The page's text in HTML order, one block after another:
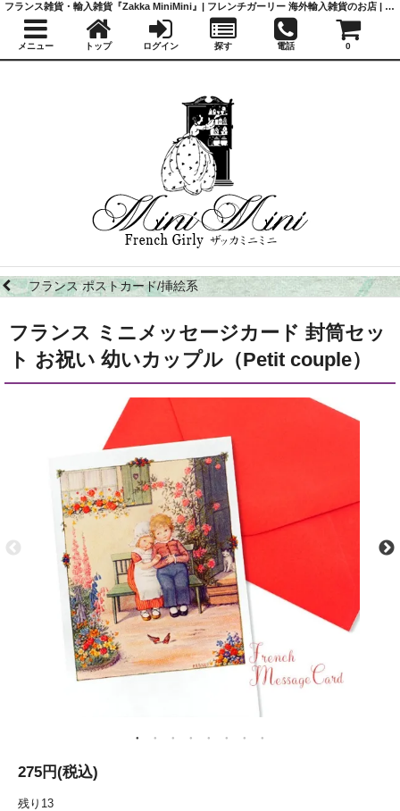
フランス ポストカード/挿絵系
フランス ミニメッセージカード 封筒セッ
ト お祝い 幼いカップル（Petit couple）
275円(税込)
残り13
フランス雑貨・輸入雑貨『Zakka MiniMini』| フレンチガーリー 海外輸入雑貨のお店 | かわいい雑貨 | 蚤の市 | アンティーク
メニュー トップ ログイン 探す 電話 0